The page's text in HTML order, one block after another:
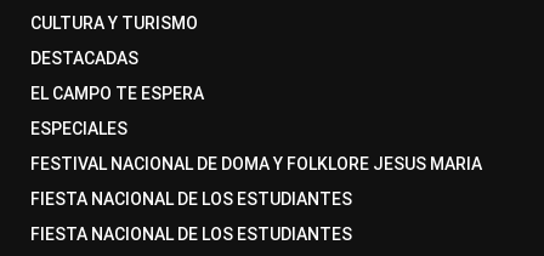
CULTURA Y TURISMO
DESTACADAS
EL CAMPO TE ESPERA
ESPECIALES
FESTIVAL NACIONAL DE DOMA Y FOLKLORE JESUS MARIA
FIESTA NACIONAL DE LOS ESTUDIANTES
FIESTA NACIONAL DE LOS ESTUDIANTES